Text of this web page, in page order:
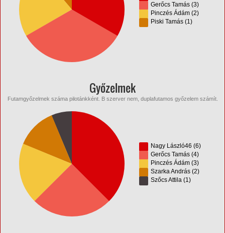
Gerőcs Tamás (3)
Pinczés Ádám (2)
Piski Tamás (1)
Győzelmek
Futamgyőzelmek száma pilotánkként. B szerver nem, duplafutamos győzelem számít.
Nagy László46 (6)
Gerőcs Tamás (4)
Pinczés Ádám (3)
Szarka András (2)
Szőcs Attila (1)